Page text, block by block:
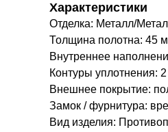
Характеристики
Отделка: Металл/
Толщина полотна: 45
Внутреннее
Контуры уплотнения: 2
Внешнее покрытие:
Замок / фурнитура:
Вид изделия: